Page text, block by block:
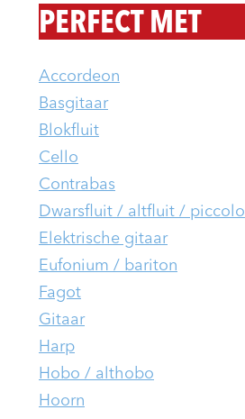
PERFECT MET
Accordeon
Basgitaar
Blokfluit
Cello
Contrabas
Dwarsfluit / altfluit / piccolo
Elektrische gitaar
Eufonium / bariton
Fagot
Gitaar
Harp
Hobo / althobo
Hoorn